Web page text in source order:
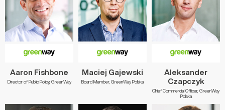
Aaron Fishbone
Director of Public Policy, GreenWay
Maciej Gajewski
Board Member, GreenWay Polska
Aleksander
Czapczyk
Chief Commercial Officer, GreenWay
Polska